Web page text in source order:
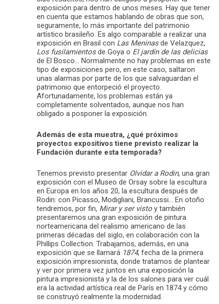
exposición para dentro de unos meses. Hay que tener
en cuenta que estamos hablando de obras que son,
seguramente, lo más importante del patrimonio
artístico brasileño. Es algo comparable a realizar una
exposición en Brasil con Las Meninasde Velazquez,
Los fusilamientosde Goya o El jardín de las delicias
de El Bosco… Normalmente no hay problemas en este
tipo de exposiciones pero, en este caso, saltaron
unas alarmas por parte de los que salvaguardan el
patrimonio que entorpeció el proyecto.
Afortunadamente, los problemas están ya
completamente solventados, aunque nos han
obligado a posponer la exposición.
Además de esta muestra, ¿qué próximos
proyectos expositivos tiene previsto realizar la
Fundación durante esta temporada?
Tenemos previsto presentar Olvidar a Rodin, una gran
exposición con el Museo de Orsay sobre la escultura
en Europa en los años 20, la escultura después de
Rodin: con Picasso, Modigliani, Brancussi… En otoño
tendremos, por fin, Mirar y ser visto y también
presentaremos una gran exposición de pintura
norteamericana del realismo americano de las
primeras décadas del siglo, en colaboración con la
Phillips Collection. Trabajamos, además, en una
exposición que se llamará 1874, fecha de la primera
exposición impresionista, donde tratamos de plantear
y ver por primera vez juntos en una exposición la
pintura impresionista y la de los salones para ver cuál
era la actividad artística real de París en 1874 y cómo
se construyó realmente la modernidad.